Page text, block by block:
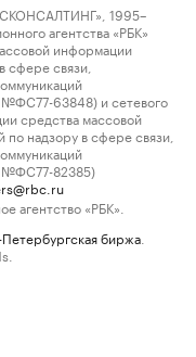
1995–
агентства «РБК»
информации
сфере связи,
63848) и сетевого
средства массовой
надзору в сфере связи,
№ФС77-82385)
агентство «РБК».
биржа